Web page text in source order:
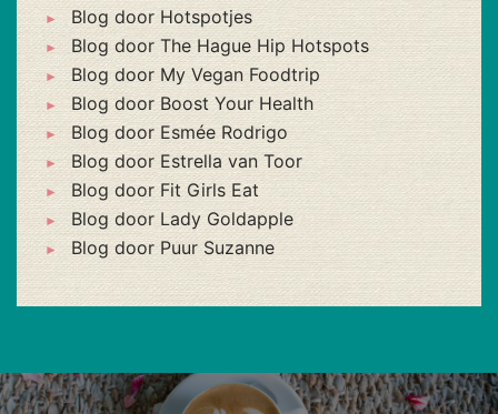
Blog door Hotspotjes
Blog door The Hague Hip Hotspots
Blog door My Vegan Foodtrip
Blog door Boost Your Health
Blog door Esmée Rodrigo
Blog door Estrella van Toor
Blog door Fit Girls Eat
Blog door Lady Goldapple
Blog door Puur Suzanne